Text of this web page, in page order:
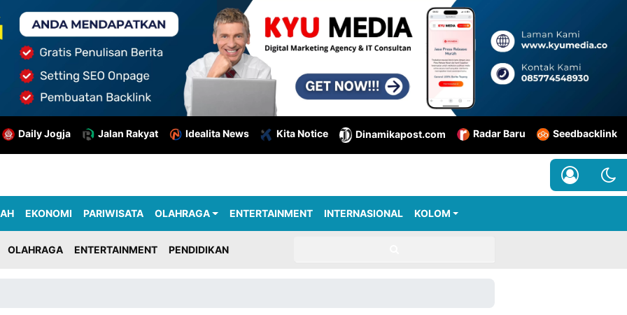
Daily Jogja Jalan Rakyat Idealita News Kita Notice Dinamikapost.com Radar Baru Seedbacklink
EKONOMI PARIWISATA OLAHRAGA ENTERTAINMENT INTERNASIONAL KOLOM
OLAHRAGA ENTERTAINMENT PENDIDIKAN